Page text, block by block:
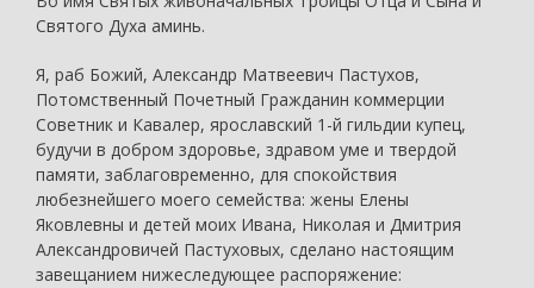
Святого Духа аминь.
Я, раб Божий, Александр Матвеевич Пастухов,
Потомственный Почетный Гражданин коммерции
Советник и Кавалер, ярославский 1-й гильдии купец,
будучи в добром здоровье, здравом уме и твердой
памяти, заблаговременно, для спокойствия
любезнейшего моего семейства: жены Елены
Яковлевны и детей моих Ивана, Николая и Дмитрия
Александровичей Пастуховых, сделано настоящим
завещанием нижеследующее распоряжение: